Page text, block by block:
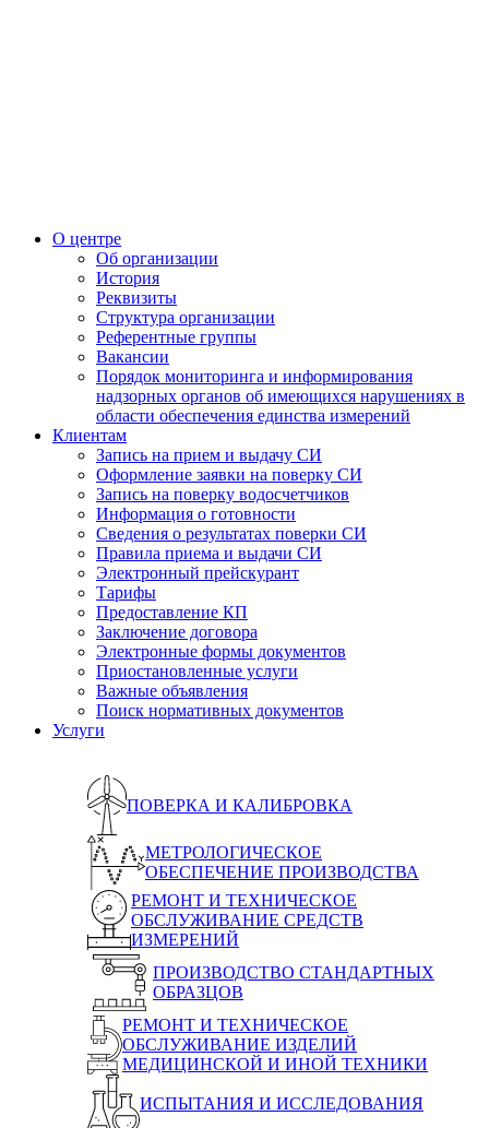
О центре
Об организации
История
Реквизиты
Структура организации
Референтные группы
Вакансии
Порядок мониторинга и информирования
надзорных органов об имеющихся нарушениях в
области обеспечения единства измерений
Клиентам
Запись на прием и выдачу СИ
Оформление заявки на поверку СИ
Запись на поверку водосчетчиков
Информация о готовности
Сведения о результатах поверки СИ
Правила приема и выдачи СИ
Электронный прейскурант
Тарифы
Предоставление КП
Заключение договора
Электронные формы документов
Приостановленные услуги
Важные объявления
Поиск нормативных документов
Услуги
ПОВЕРКА И КАЛИБРОВКА
МЕТРОЛОГИЧЕСКОЕ
ОБЕСПЕЧЕНИЕ ПРОИЗВОДСТВА
РЕМОНТ И ТЕХНИЧЕСКОЕ
ОБСЛУЖИВАНИЕ СРЕДСТВ
ИЗМЕРЕНИЙ
ПРОИЗВОДСТВО СТАНДАРТНЫХ
ОБРАЗЦОВ
РЕМОНТ И ТЕХНИЧЕСКОЕ
ОБСЛУЖИВАНИЕ ИЗДЕЛИЙ
МЕДИЦИНСКОЙ И ИНОЙ ТЕХНИКИ
ИСПЫТАНИЯ И ИССЛЕДОВАНИЯ